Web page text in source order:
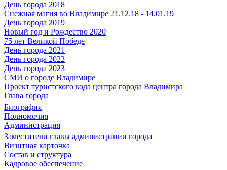
День города 2018
Снежная магия во Владимире 21.12.18 - 14.01.19
День города 2019
Новый год и Рождество 2020
75 лет Великой Победе
День города 2021
День города 2022
День города 2023
СМИ о городе Владимире
Проект туристского кода центра города Владимира
Глава города
Биография
Полномочия
Администрация
Заместители главы администрации города
Визитная карточка
Состав и структура
Кадровое обеспечение